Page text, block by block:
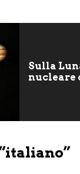
Sulla
nucleare